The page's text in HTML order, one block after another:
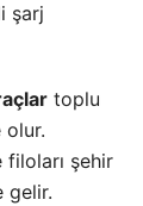
şarj
toplu
olur.
şehir
gelir.